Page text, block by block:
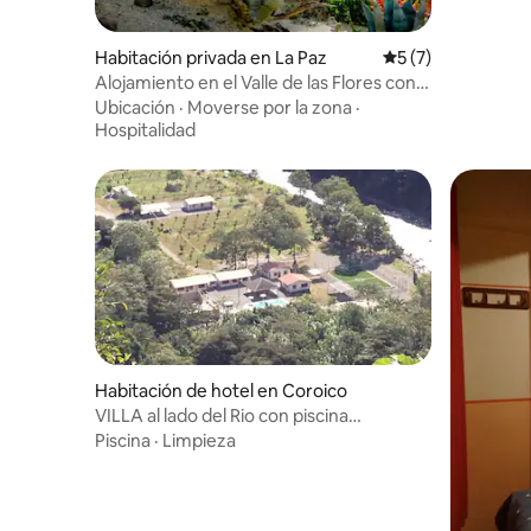
Habitación privada en La Paz Calificación
5 (7)
Alojamiento en el Valle de las Flores con
desayuno
Ubicación · Moverse por la zona ·
Hospitalidad
Habitación de hotel en Coroico
VILLA al lado del Rio con piscina
temperada
Piscina · Limpieza